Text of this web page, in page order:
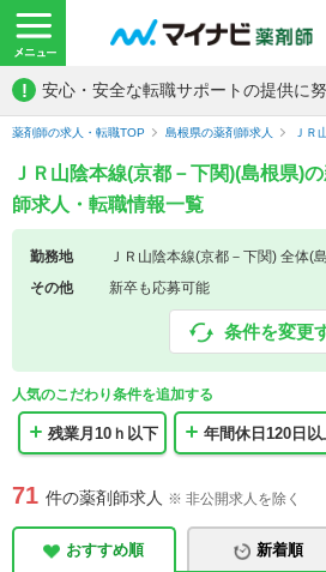
! 安心・安全な転職サポートの提供に努
薬剤師の求人・転職TOP 島根県の薬剤師求人 ＪＲ
ＪＲ山陰本線(京都－下関)(島根県)
師求人・転職情報一覧
勤務地
ＪＲ山陰本線(京都－下関) 全体(
その他
新卒も応募可能
条件を変更
人気のこだわり条件を追加する
残業月10ｈ以下 年間休日120日以
71 件の薬剤師求人 ※ 非公開求人を除く
おすすめ順 新着順